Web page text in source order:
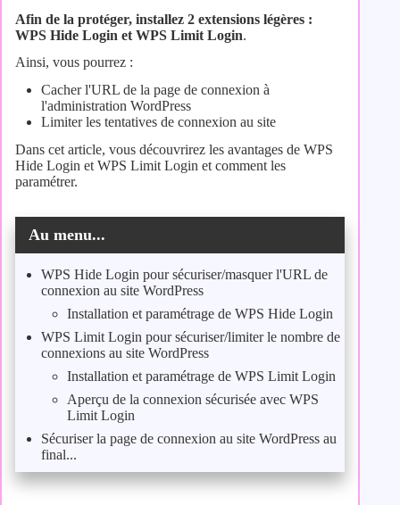
Afin de la protéger, installez 2 extensions légères :
WPS Hide Login et WPS Limit Login.
Ainsi, vous pourrez :
Cacher l'URL de la page de connexion à
l'administration WordPress
Limiter les tentatives de connexion au site
Dans cet article, vous découvrirez les avantages de WPS
Hide Login et WPS Limit Login et comment les
paramétrer.
Au menu...
WPS Hide Login pour sécuriser/masquer l'URL de
connexion au site WordPress
Installation et paramétrage de WPS Hide Login
WPS Limit Login pour sécuriser/limiter le nombre de
connexions au site WordPress
Installation et paramétrage de WPS Limit Login
Aperçu de la connexion sécurisée avec WPS
Limit Login
Sécuriser la page de connexion au site WordPress au
final...